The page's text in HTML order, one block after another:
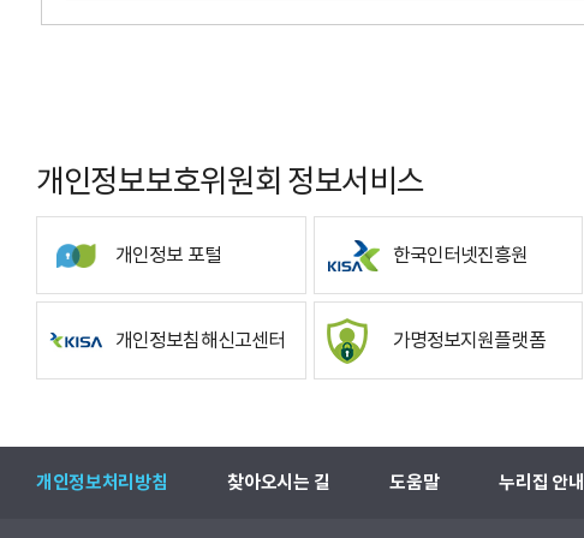
개인정보보호위원회 정보서비스
개인정보 포털 한국인터넷진흥원
개인정보침해신고센터 가명정보지원플랫폼
개인정보처리방침 찾아오시는 길 도움말 누리집 안내